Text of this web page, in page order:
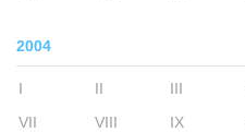
2004
I II III
VII
VIII IX